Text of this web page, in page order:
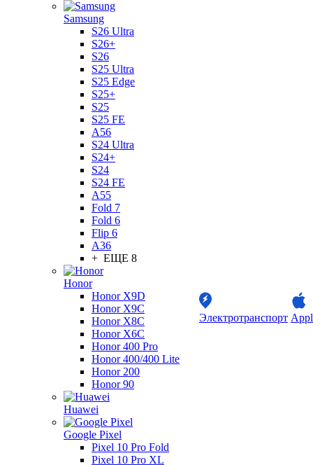
Samsung
S26 Ultra
S26+
S26
S25 Ultra
S25 Edge
S25+
S25
S25 FE
A56
S24 Ultra
S24+
S24
S24 FE
A55
Fold 7
Fold 6
Flip 6
A36
+ ЕЩЕ 8
Honor
Honor X9D
Honor X9C
Honor X8C
Honor X6C
Honor 400 Pro
Honor 400/400 Lite
Honor 200
Honor 90
Huawei
Google Pixel
Pixel 10 Pro Fold
Pixel 10 Pro XL
Электротранспорт